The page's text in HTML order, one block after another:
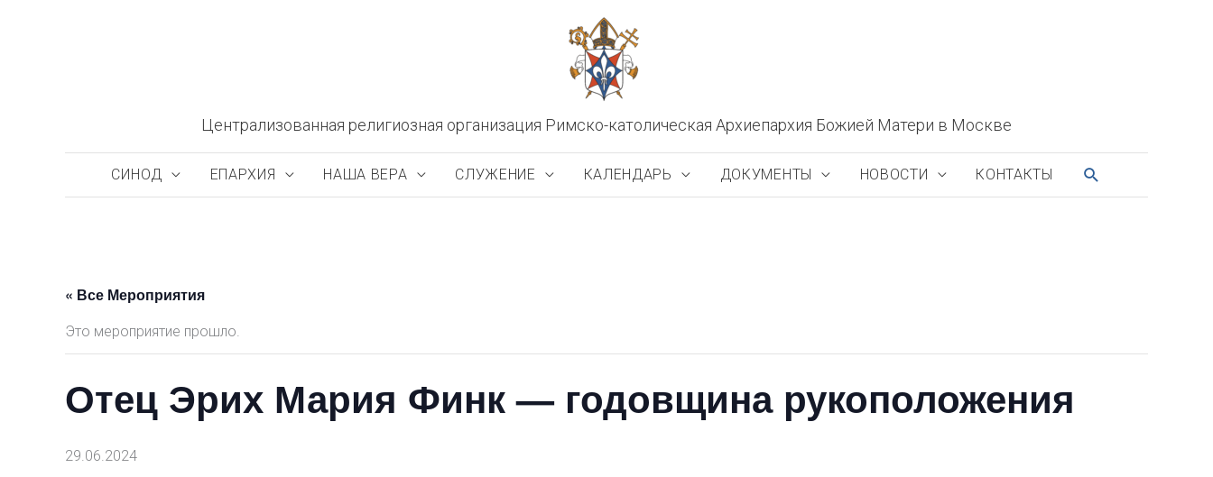
Централизованная религиозная организация Римско-католическая Архиепархия Божией Матери в Москве
СИНОД ЕПАРХИЯ НАША ВЕРА СЛУЖЕНИЕ КАЛЕНДАРЬ ДОКУМЕНТЫ НОВОСТИ КОНТАКТЫ ПОИСК
« Все Мероприятия
Это мероприятие прошло.
Отец Эрих Мария Финк — годовщина рукоположения
29.06.2024